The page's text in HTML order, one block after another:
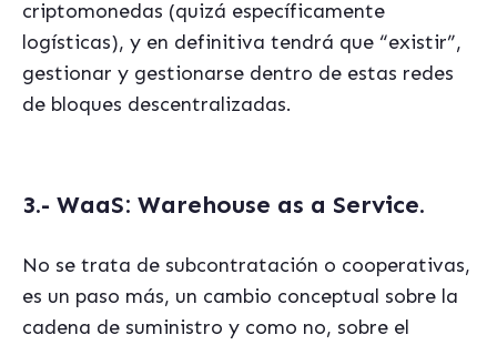
criptomonedas (quizá específicamente
logísticas), y en definitiva tendrá que “existir”,
gestionar y gestionarse dentro de estas redes
de bloques descentralizadas.
3.- WaaS: Warehouse as a Service.
No se trata de subcontratación o cooperativas,
es un paso más, un cambio conceptual sobre la
cadena de suministro y como no, sobre el